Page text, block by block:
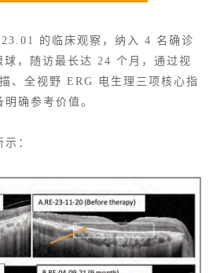
的临床观察，纳入 4 名确诊
，随访最长达 24 个月，通过视
、全视野 ERG 电生理三项核心指
确参考价值。
：